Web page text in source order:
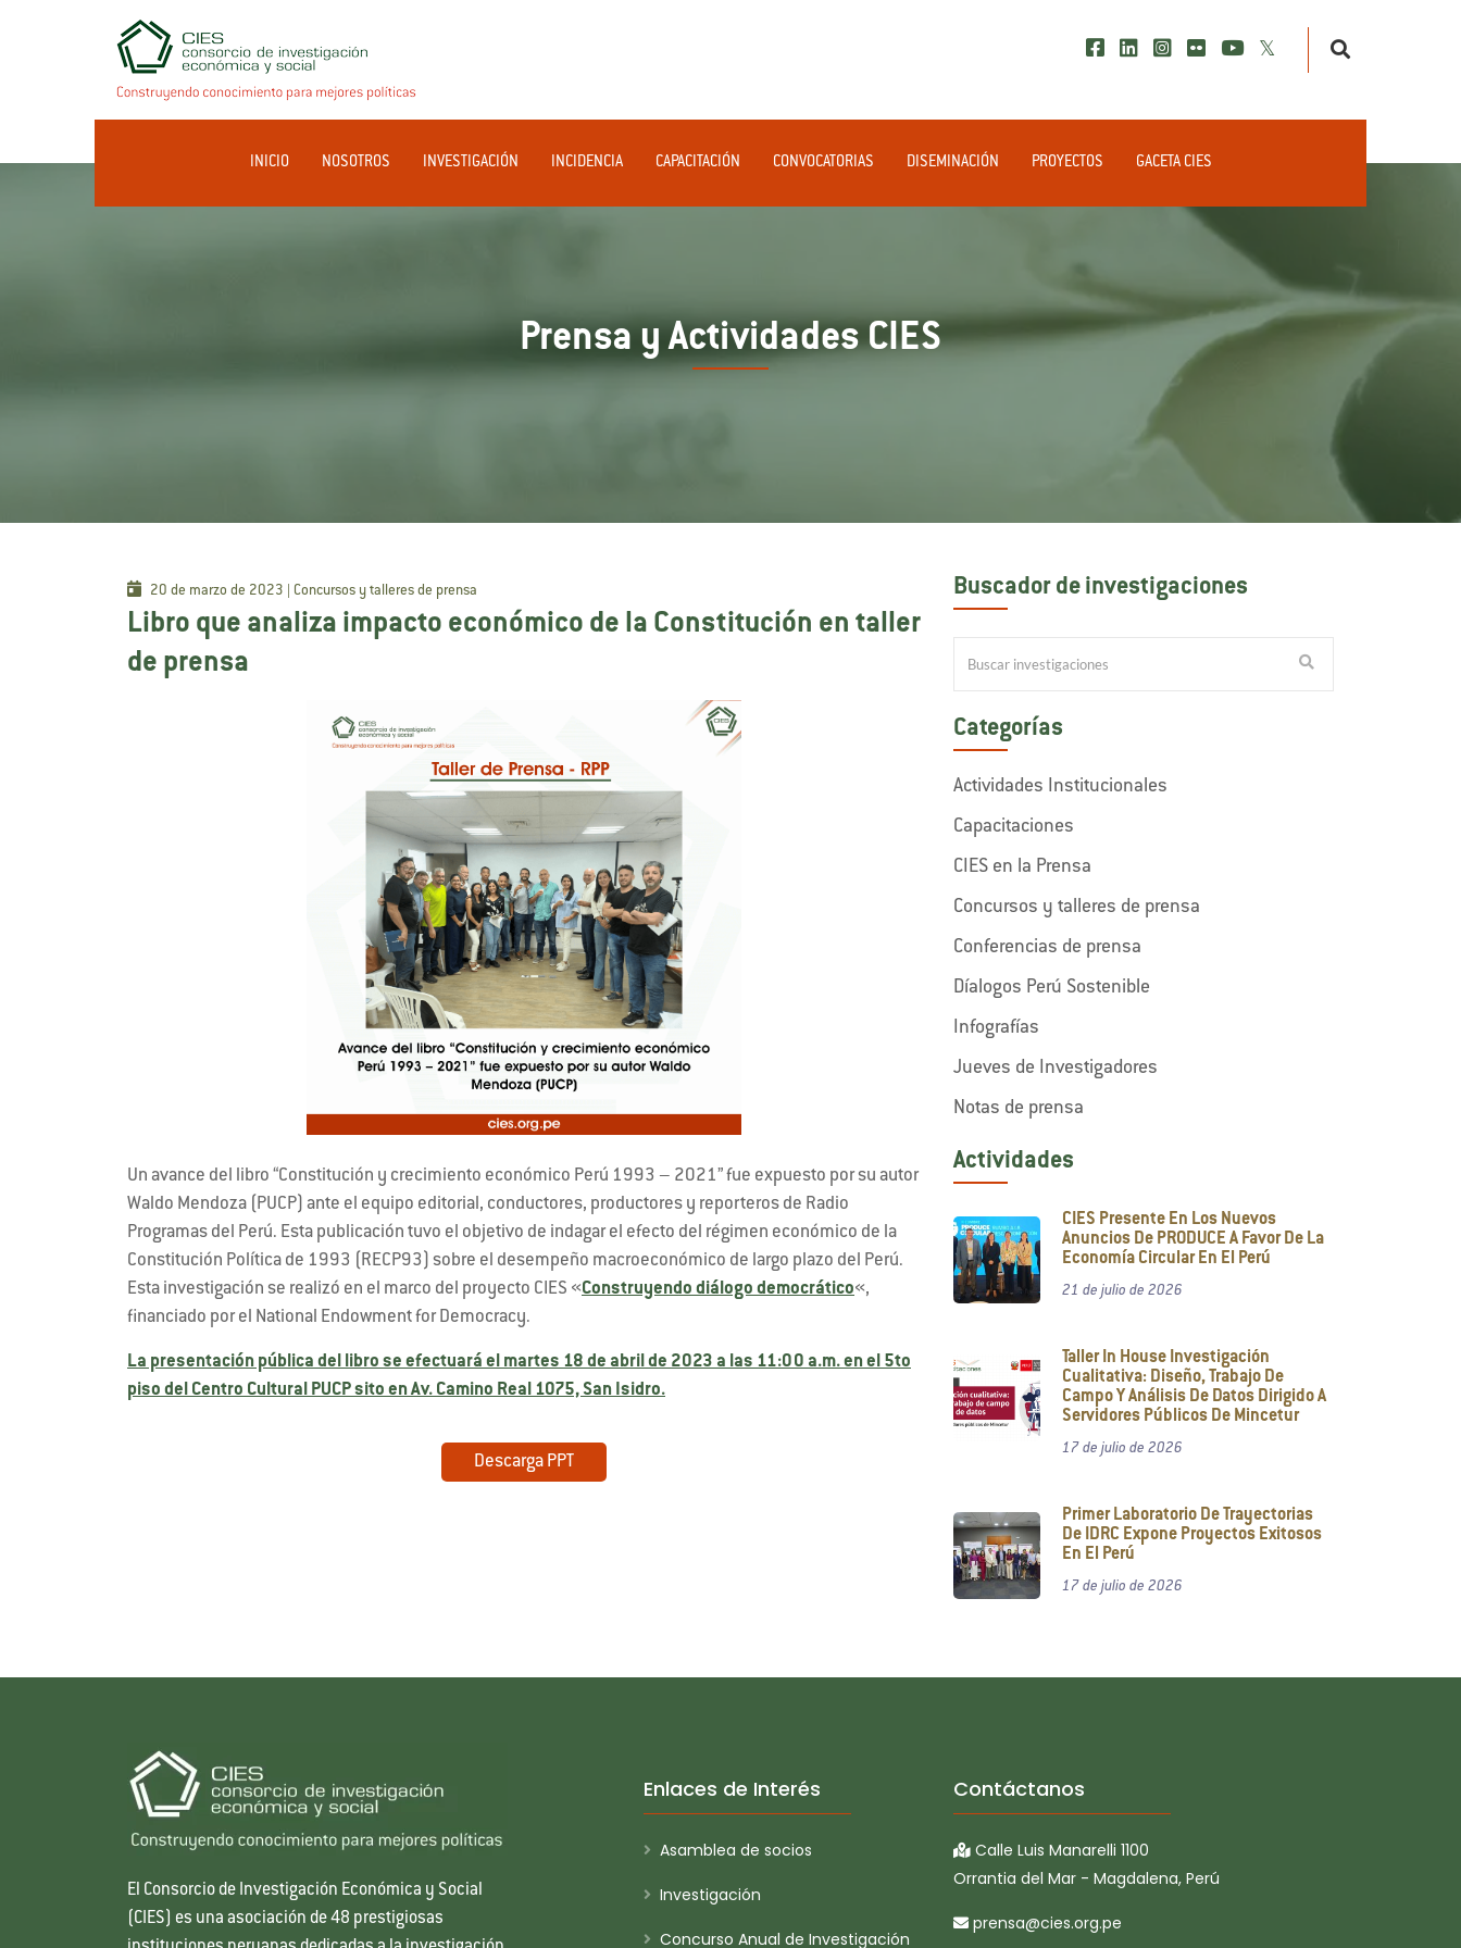
INICIO NOSOTROS INVESTIGACIÓN INCIDENCIA CAPACITACIÓN CONVOCATORIAS DISEMINACIÓN PROYECTOS GACETA CIES
Prensa y Actividades CIES
20 de marzo de 2023 | Concursos y talleres de prensa
Libro que analiza impacto económico de la Constitución en taller
de prensa
Un avance del libro “Constitución y crecimiento económico Perú 1993 – 2021” fue expuesto por su autor
Waldo Mendoza (PUCP) ante el equipo editorial, conductores, productores y reporteros de Radio
Programas del Perú. Esta publicación tuvo el objetivo de indagar el efecto del régimen económico de la
Constitución Política de 1993 (RECP93) sobre el desempeño macroeconómico de largo plazo del Perú.
Esta investigación se realizó en el marco del proyecto CIES «Construyendo diálogo democrático«,
financiado por el National Endowment for Democracy.
La presentación pública del libro se efectuará el martes 18 de abril de 2023 a las 11:00 a.m. en el 5to
piso del Centro Cultural PUCP sito en Av. Camino Real 1075, San Isidro.
Descarga PPT
Buscador de investigaciones
Categorías
Actividades Institucionales
Capacitaciones
CIES en la Prensa
Concursos y talleres de prensa
Conferencias de prensa
Díalogos Perú Sostenible
Infografías
Jueves de Investigadores
Notas de prensa
Actividades
CIES Presente En Los Nuevos
Anuncios De PRODUCE A Favor De La
Economía Circular En El Perú
21 de julio de 2026
Taller In House Investigación
Cualitativa: Diseño, Trabajo De
Campo Y Análisis De Datos Dirigido A
Servidores Públicos De Mincetur
17 de julio de 2026
Primer Laboratorio De Trayectorias
De IDRC Expone Proyectos Exitosos
En El Perú
17 de julio de 2026
El Consorcio de Investigación Económica y Social
(CIES) es una asociación de 48 prestigiosas
Enlaces de Interés
Asamblea de socios
Investigación
Concurso Anual de Investigación
Contáctanos
Calle Luis Manarelli 1100
Orrantia del Mar - Magdalena, Perú
prensa@cies.org.pe